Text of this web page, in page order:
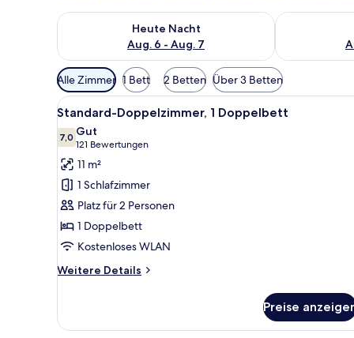
Heute Nacht
Aug. 6 - Aug. 7
Überprüfe die Verfügbarkeit für heute Nacht, Aug. 6
Überprüfe
Verfügbare
Filter
für
Zimmer
Alle Zimmer 1 Bett 2 Betten Über 3 Betten
Alle
Fotos
für
Standard-
Doppelzimmer,
Doppelbett
anzeigen
Ein Hotelzimmer mit einer
5
Standard-Doppelzimmer, 1 Doppelbett
7,07,0 von 10
Gut
121 Bewertungen
(121
Bewertungen)
11 m²
1 Schlafzimmer
Platz für 2 Personen
1 Doppelbett
Kostenloses WLAN
Weitere Details
Weitere
Doppelzimmer,
Preise